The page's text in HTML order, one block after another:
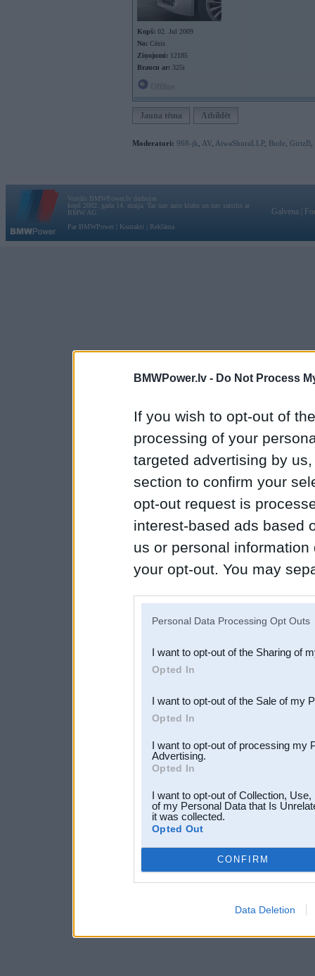
BMWPower.lv - Do Not Process
If you wish to opt-out of
processing of your
targeted advertising by
section to confirm your
opt-out request is
interest-based ads based
us or personal
your opt-out. You may
Downstream Participants
third parties.
Personal Data Processing Opt Outs
I want to opt-out of the Sharing of
Opted In
I want to opt-out of the Sale of my
Opted In
I want to opt-out of processing my
Advertising.
Opted In
I want to opt-out of Collection,
of my Personal Data that Is
it was collected.
Opted Out
CONFIRM
Data Deletion
Kopš: 02. Jul 2009
No: Cēsis
Ziņojumi: 12185
Braucu ar: 325i
Jauna tēma Atbildēt
Moderatori: 968-jk AV AiwaShuraLLP, Bude GirtzB
Vortāls BMWPower.lv darbojas
kopš 2002. gada 14. maija. Tas nav auto klubs un nav saistīts ar
BMW AG.
Par BMWPower
Kontakti Reklāma
Galvena